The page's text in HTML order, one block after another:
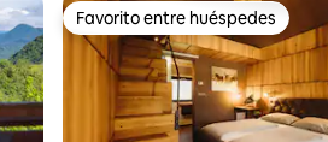
Favorito entre huéspedes
Favorito entre huéspedes